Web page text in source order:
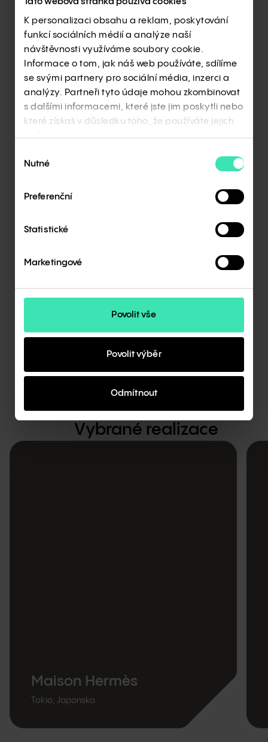
K personalizaci obsahu a reklam, poskytování
funkcí sociálních médií a analýze naší
návštěvnosti využíváme soubory cookie.
Informace o tom, jak náš web používáte, sdílíme
se svými partnery pro sociální média, inzerci a
analýzy. Partneři tyto údaje mohou zkombinovat
s dalšími informacemi, které jste jim poskytli nebo
které získali v důsledku toho, že používáte jejich
souhlasu
Nutné
Preferenční
Statistické
Marketingové
Povolit vše
Povolit výběr
Odmítnout
Spolehlivost, kvalita,
udržitelnost
světového lídra.
Petr Králík
Chief Executive Officer
Vybrané realizace
Maison Hermès
Tokio, Japonsko